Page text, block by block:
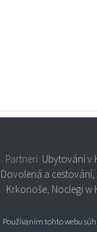
Partneri: Ubytování v
Dovolená a
Krkonoše Noclegi w
Používaním tohto webu